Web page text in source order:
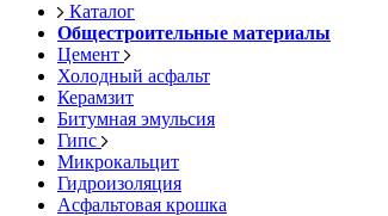
Каталог
Общестроительные материалы
Цемент
Холодный асфальт
Керамзит
Битумная эмульсия
Гипс
Микрокальцит
Гидроизоляция
Асфальтовая крошка